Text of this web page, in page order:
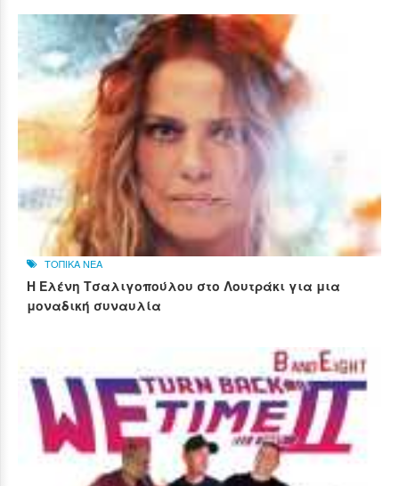
ΤΟΠΙΚΑ ΝΕΑ
Η Ελένη Τσαλιγοπούλου στο Λουτράκι για μια
μοναδική συναυλία